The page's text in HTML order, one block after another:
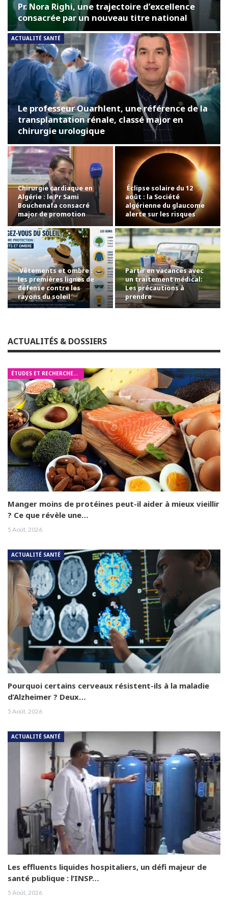
Pr. Nora Righi, une trajectoire d’excellence
consacrée par un nouveau titre national
ACTUALITÉ SANTÉ
Le professeur Ouarhlent, une référence de la
transplantation rénale, classé major en
chirurgie urologique
Chirurgie cardiaque en
Algérie : le Pr Sami
Bouchenafa consacré
major de promotion
Éclipse solaire du 12
août : la Société
algérienne du glaucome
alerte sur les risques
pour les yeux
Vêtements et ombre :
les premières lignes de
défense contre les
rayons du soleil
Partir en vacances avec
un traitement médical:
Les précautions à
prendre
ACTUALITÉS & DOSSIERS
ÉTUDES ET RECHERCHES MÉDICALES
Manger moins de protéines peut-il aider à mieux vieillir
? Ce que révèle une…
5 Août, 2026
ACTUALITÉ SANTÉ
Pourquoi certains cerveaux résistent-ils à la maladie
d’Alzheimer ? Deux…
5 Août, 2026
ACTUALITÉ SANTÉ
Les effluents liquides hospitaliers, un défi majeur de
santé publique : l’INSP…
5 Août, 2026